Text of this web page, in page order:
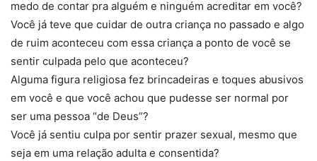
medo de contar pra alguém e ninguém acreditar em você?
Você já teve que cuidar de outra criança no passado e algo
de ruim aconteceu com essa criança a ponto de você se
sentir culpada pelo que aconteceu?
Alguma figura religiosa fez brincadeiras e toques abusivos
em você e que você achou que pudesse ser normal por
ser uma pessoa “de Deus”?
Você já sentiu culpa por sentir prazer sexual, mesmo que
seja em uma relação adulta e consentida?